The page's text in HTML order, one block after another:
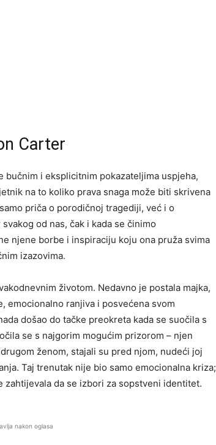
Carter
i eksplicitnim pokazateljima uspjeha,
na to koliko prava snaga može biti skrivena
priča o porodičnoj tragediji, već i o
od nas, čak i kada se činimo
njene borbe i inspiraciju koju ona pruža svima
izazovima.
životom. Nedavno je postala majka,
emocionalno ranjiva i posvećena svom
došao do tačke preokreta kada se suočila s
se s najgorim mogućim prizorom – njen
ženom, stajali su pred njom, nudeći joj
Taj trenutak nije bio samo emocionalna kriza;
da se izbori za sopstveni identitet.
nakon oglasa